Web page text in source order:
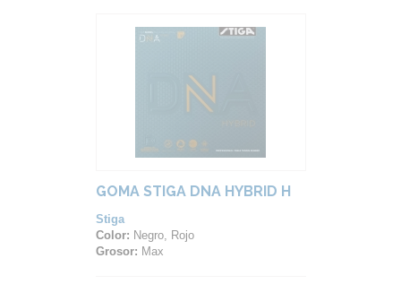
GOMA STIGA DNA HYBRID H
Stiga
Color: Negro, Rojo
Grosor: Max